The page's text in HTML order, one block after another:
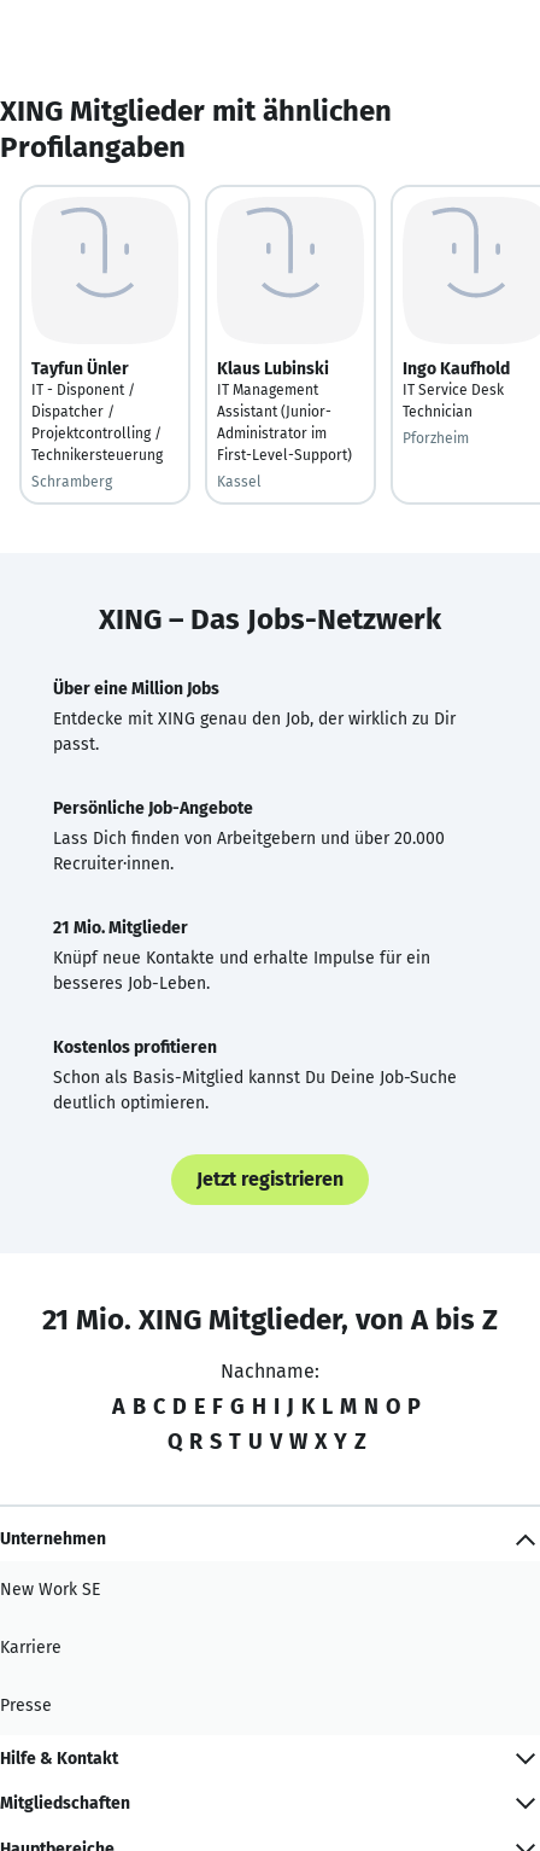
XING Mitglieder mit ähnlichen
Profilangaben
Tayfun Ünler
IT - Disponent /
Dispatcher /
Projektcontrolling /
Technikersteuerung
Schramberg
Klaus Lubinski
IT Management
Assistant (Junior-
Administrator im
First-Level-Support)
Kassel
Ingo Kaufhold
IT Service Desk
Technician
Pforzheim
XING – Das Jobs-Netzwerk
Über eine Million Jobs
Entdecke mit XING genau den Job, der wirklich zu Dir
passt.
Persönliche Job-Angebote
Lass Dich finden von Arbeitgebern und über 20.000
Recruiter·innen.
21 Mio. Mitglieder
Knüpf neue Kontakte und erhalte Impulse für ein
besseres Job-Leben.
Kostenlos profitieren
Schon als Basis-Mitglied kannst Du Deine Job-Suche
deutlich optimieren.
Jetzt registrieren
21 Mio. XING Mitglieder, von A bis Z
Nachname:
A B C D E F G H I J K L M N O P
Q R S T U V W X Y Z
Unternehmen
New Work SE
Karriere
Presse
Hilfe & Kontakt
Mitgliedschaften